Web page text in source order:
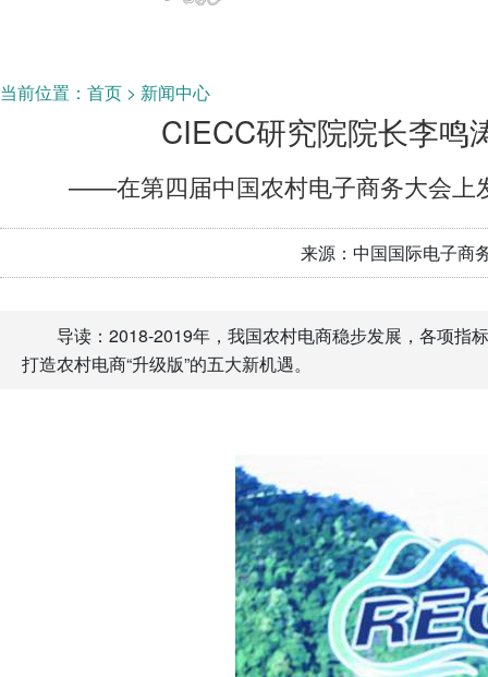
当前位置： 首页 > 新闻中心
CIECC研究院院长李鸣
——在第四届中国农村电子商务大会上
来源：中国国际电子商
导读：2018-2019年，我国农村电商稳步发展，各项指
打造农村电商“升级版”的五大新机遇。